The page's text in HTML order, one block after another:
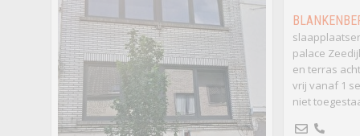
palace
en terras
vrij vanaf 1
niet